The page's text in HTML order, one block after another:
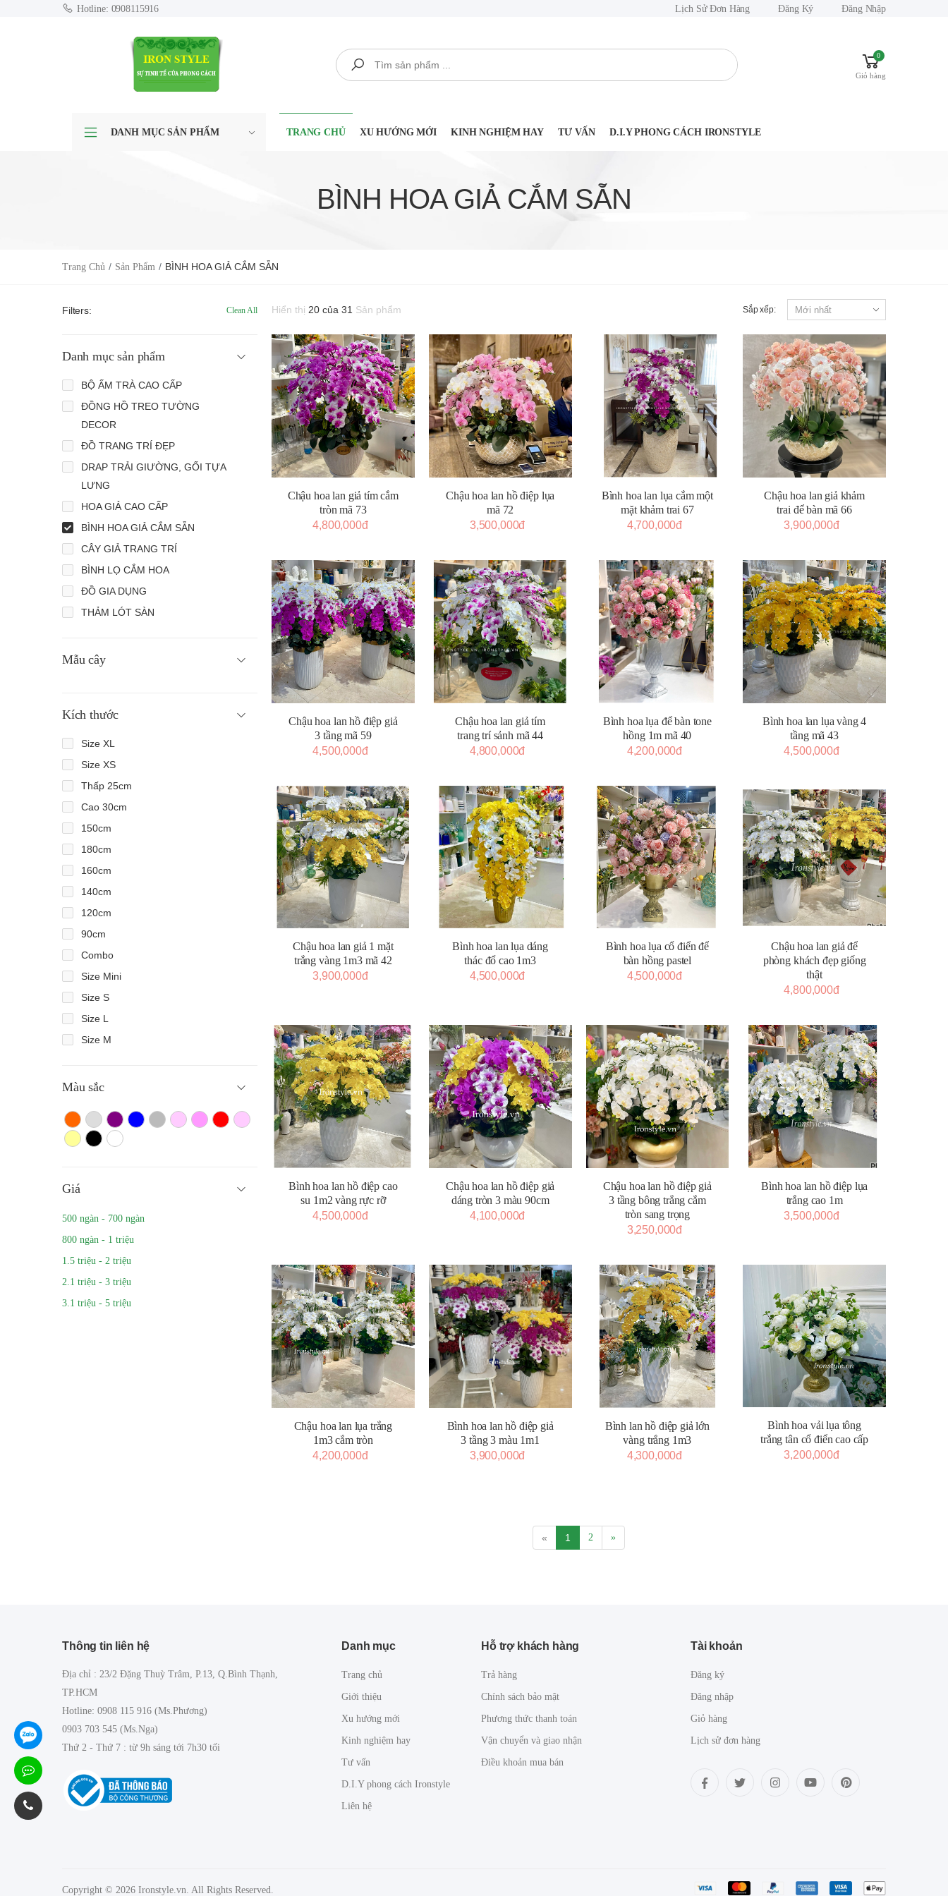
Hotline: 0908115916 Lịch Sử Đơn Hàng Đăng Ký Đăng Nhập
Tìm kiếm 0
Giỏ hàng
DANH MỤC SẢN PHẨM TRANG CHỦ XU HƯỚNG MỚI KINH NGHIỆM HAY TƯ VẤN D.I.Y PHONG CÁCH IRONSTYLE
BÌNH HOA GIẢ CẮM SẴN
Trang Chủ Sản Phẩm BÌNH HOA GIẢ CẮM SẴN
Hiển thị 20 của 31 Sản phẩm Sắp xếp:
Chậu hoa lan giả tím cắm
tròn mã 73
4,800,000đ
Chậu hoa lan hồ điệp lụa
mã 72
3,500,000đ
Bình hoa lan lụa cắm một
mặt khảm trai 67
4,700,000đ
Chậu hoa lan giả khảm
trai để bàn mã 66
3,900,000đ
Chậu hoa lan hồ điệp giả
3 tầng mã 59
4,500,000đ
Chậu hoa lan giả tím
trang trí sảnh mã 44
4,800,000đ
Bình hoa lụa để bàn tone
hồng 1m mã 40
4,200,000đ
Bình hoa lan lụa vàng 4
tầng mã 43
4,500,000đ
Chậu hoa lan giả 1 mặt
trắng vàng 1m3 mã 42
3,900,000đ
Bình hoa lan lụa dáng
thác đổ cao 1m3
4,500,000đ
Bình hoa lụa cổ điển để
bàn hồng pastel
4,500,000đ
Chậu hoa lan giả để
phòng khách đẹp giống
thật
4,800,000đ
Bình hoa lan hồ điệp cao
su 1m2 vàng rực rỡ
4,500,000đ
Chậu hoa lan hồ điệp giả
dáng tròn 3 màu 90cm
4,100,000đ
Chậu hoa lan hồ điệp giả
3 tầng bông trắng cắm
tròn sang trọng
3,250,000đ
Bình hoa lan hồ điệp lụa
trắng cao 1m
3,500,000đ
Chậu hoa lan lụa trắng
1m3 cắm tròn
4,200,000đ
Bình hoa lan hồ điệp giả
3 tầng 3 màu 1m1
3,900,000đ
Bình lan hồ điệp giả lớn
vàng trắng 1m3
4,300,000đ
Bình hoa vải lụa tông
trắng tân cổ điển cao cấp
3,200,000đ
« 1 2 »
Filters: Clean All
Danh mục sản phẩm
BỘ ẤM TRÀ CAO CẤP
ĐỒNG HỒ TREO TƯỜNG
DECOR
ĐỒ TRANG TRÍ ĐẸP
DRAP TRẢI GIƯỜNG, GỐI TỰA
LƯNG
HOA GIẢ CAO CẤP
BÌNH HOA GIẢ CẮM SẴN
CÂY GIẢ TRANG TRÍ
BÌNH LỌ CẮM HOA
ĐỒ GIA DỤNG
THẢM LÓT SÀN
Mẫu cây
Kích thước
Size XL
Size XS
Thấp 25cm
Cao 30cm
150cm
180cm
160cm
140cm
120cm
90cm
Combo
Size Mini
Size S
Size L
Size M
Màu sắc
Màu camTrắng màu
Tím XanhXám Hồng nhạtHồng đậm
Đỏ
Hồng
VàngMàu đenTrắng
Giá
500 ngàn - 700 ngàn
800 ngàn - 1 triệu
1.5 triệu - 2 triệu
2.1 triệu - 3 triệu
3.1 triệu - 5 triệu
Thông tin liên hệ
Địa chỉ : 23/2 Đặng Thuỳ Trâm, P.13, Q.Bình Thạnh,
TP.HCM
Hotline: 0908 115 916 (Ms.Phương)
0903 703 545 (Ms.Nga)
Thứ 2 - Thứ 7 : từ 9h sáng tới 7h30 tối
Danh mục
Trang chủ
Giới thiệu
Xu hướng mới
Kinh nghiệm hay
Tư vấn
D.I.Y phong cách Ironstyle
Liên hệ
Hỗ trợ khách hàng
Trả hàng
Chính sách bảo mật
Phương thức thanh toán
Vận chuyển và giao nhận
Điều khoản mua bán
Tài khoản
Đăng ký
Đăng nhập
Giỏ hàng
Lịch sử đơn hàng
Copyright © 2026 Ironstyle.vn. All Rights Reserved.